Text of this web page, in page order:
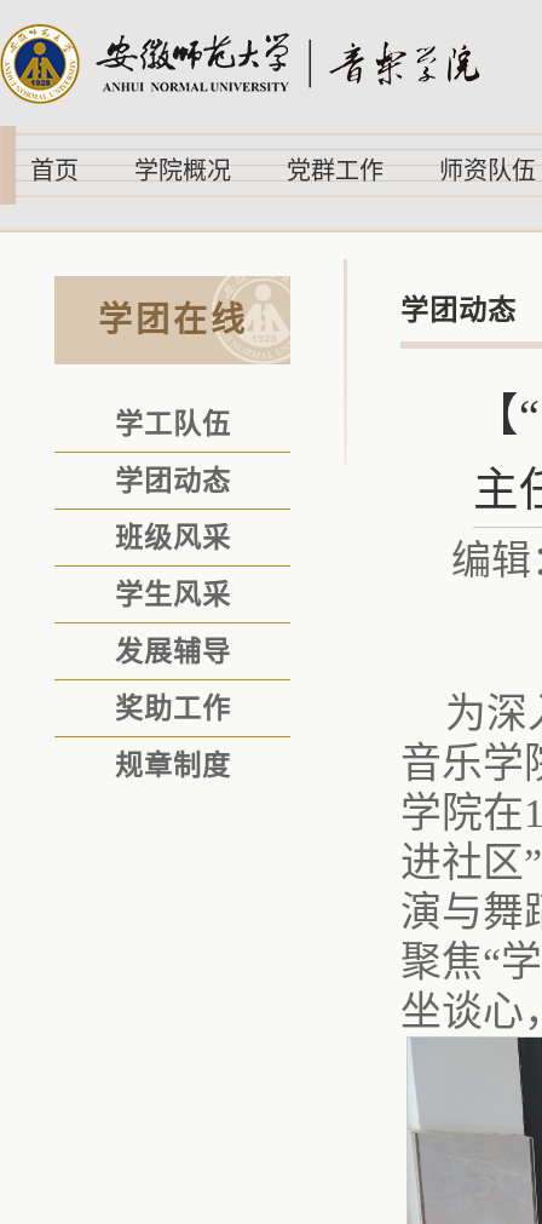
首页 学院概况 党群工作 师资队伍
学团在线
学工队伍
学团动态
班级风采
学生风采
发展辅导
奖助工作
规章制度
学团动态
主
编辑
为深
音乐学
学院在
进社区
演与舞
聚焦“
坐谈心